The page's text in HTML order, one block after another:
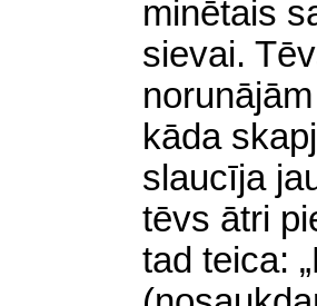
minētais
sievai.
kāda
slaucīja
tēvs ātri
tad teica: